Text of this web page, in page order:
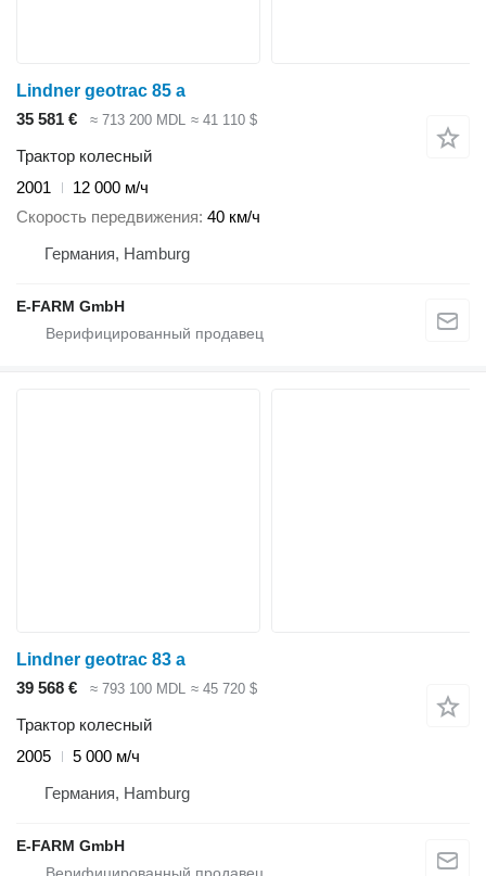
Lindner geotrac 85 a
35 581 €
≈ 713 200 MDL ≈ 41 110 $
Трактор колесный
2001
12 000 м/ч
Скорость передвижения 40 км/ч
Германия, Hamburg
E-FARM GmbH
Lindner geotrac 83 a
39 568 €
≈ 793 100 MDL ≈ 45 720 $
Трактор колесный
2005
5 000 м/ч
Германия, Hamburg
E-FARM GmbH